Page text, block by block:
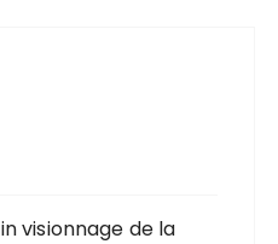
visionnage de la